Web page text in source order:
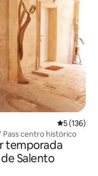
5 de uma
5 (136)
Pass centro histórico
temporada
Salento